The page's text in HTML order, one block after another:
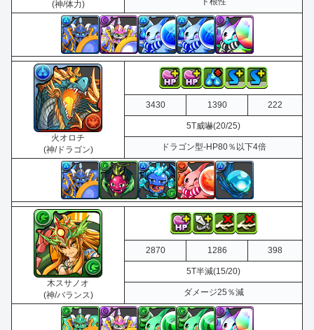
(神/体力)
火オロチ
(神/ドラゴン)
3430 1390 222
5T威嚇(20/25)
ドラゴン型-HP80％以下4倍
木スサノオ
(神/バランス)
2870 1286 398
5T半減(15/20)
ダメージ25％減